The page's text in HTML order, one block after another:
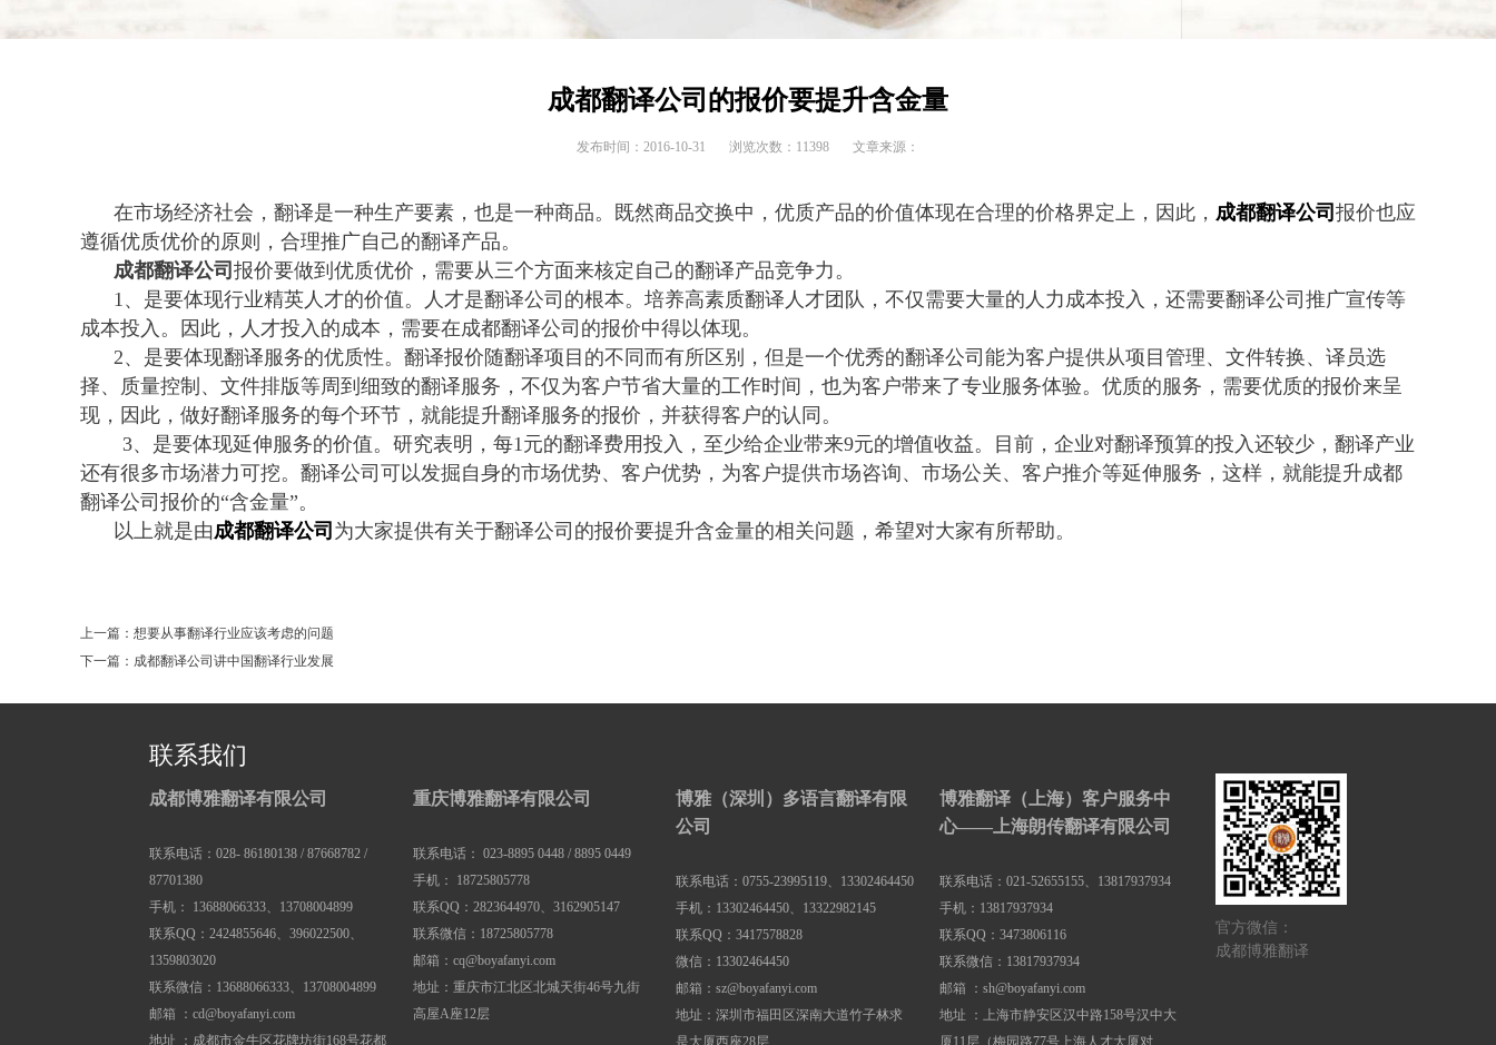
成都翻译公司的报价要提升含金量
发布时间：2016-10-31 浏览次数：11398 文章来源：
在市场经济社会，翻译是一种生产要素，也是一种商品。既然商品交换中，优质产品的价值体现在合理的价格界定上，因此， 成都翻译公司 报价也应
遵循优质优价的原则，合理推广自己的翻译产品。
成都翻译公司 报价要做到优质优价，需要从三个方面来核定自己的翻译产品竞争力。
1、 是要体现行业精英人才的价值。人才是翻译公司的根本。培养高素质翻译人才团队，不仅需要大量的人力成本投入，还需要翻译公司推广宣传等
成本投入。因此，人才投入的成本，需要在成都翻译公司的报价中得以体现。
2、 是要体现翻译服务的优质性。翻译报价随翻译项目的不同而有所区别，但是一个优秀的翻译公司能为客户提供从项目管理、文件转换、译员选
择、质量控制、文件排版等周到细致的翻译服务，不仅为客户节省大量的工作时间，也为客户带来了专业服务体验。优质的服务，需要优质的报价来呈
现，因此，做好翻译服务的每个环节，就能提升翻译服务的报价，并获得客户的认同。
3、 是要体现延伸服务的价值。研究表明，每1元的翻译费用投入，至少给企业带来9元的增值收益。目前，企业对翻译预算的投入还较少，翻译产业
还有很多市场潜力可挖。翻译公司可以发掘自身的市场优势、客户优势，为客户提供市场咨询、市场公关、客户推介等延伸服务，这样，就能提升成都
翻译公司报价的“含金量”。
以上就是由成都翻译公司 为大家提供有关于翻译公司的报价要提升含金量的相关问题，希望对大家有所帮助。
上一篇：想要从事翻译行业应该考虑的问题
下一篇：成都翻译公司讲中国翻译行业发展
联系我们
成都博雅翻译有限公司
联系电话：028- 86180138 / 87668782 /
87701380
手机： 13688066333、13708004899
联系QQ：2424855646、396022500、
1359803020
联系微信：13688066333、13708004899
邮箱 ：cd@boyafanyi.com
地址 ：成都市金牛区花牌坊街168号花都
重庆博雅翻译有限公司
联系电话： 023-8895 0448 / 8895 0449
手机： 18725805778
联系QQ：2823644970、3162905147
联系微信：18725805778
邮箱：cq@boyafanyi.com
地址：重庆市江北区北城天街46号九街
高屋A座12层
博雅（深圳）多语言翻译有限
公司
联系电话：0755-23995119、13302464450
手机：13302464450、13322982145
联系QQ：3417578828
微信：13302464450
邮箱：sz@boyafanyi.com
地址：深圳市福田区深南大道竹子林求
是大厦西座28层
博雅翻译（上海）客户服务中
心——上海朗传翻译有限公司
联系电话：021-52655155、13817937934
手机：13817937934
联系QQ：3473806116
联系微信：13817937934
邮箱 ：sh@boyafanyi.com
地址 ：上海市静安区汉中路158号汉中大
厦11层（梅园路77号上海人才大厦对
官方微信：
成都博雅翻译